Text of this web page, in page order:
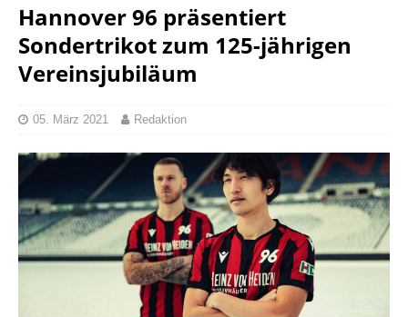
Hannover 96 präsentiert
Sondertrikot zum 125-jährigen
Vereinsjubiläum
05. März 2021 Redaktion